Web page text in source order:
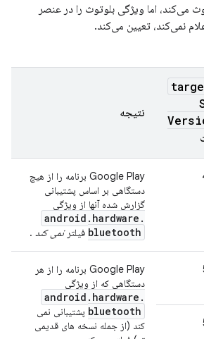
می‌کند، اما ویژگی بلوتوث را در عنصر
نمی‌کند، تعیین می‌کند.
نتیجه
Google Play برنامه را از هیچ
دستگاهی بر اساس پشتیبانی
گزارش شده آنها از ویژگی
android . hardware .
bluetooth فیلترنمی کند .
Google Play برنامه را از هر
دستگاهی که از ویژگی
android . hardware .
bluetooth پشتیبانی نمی
کند (از جمله نسخه های قدیمی